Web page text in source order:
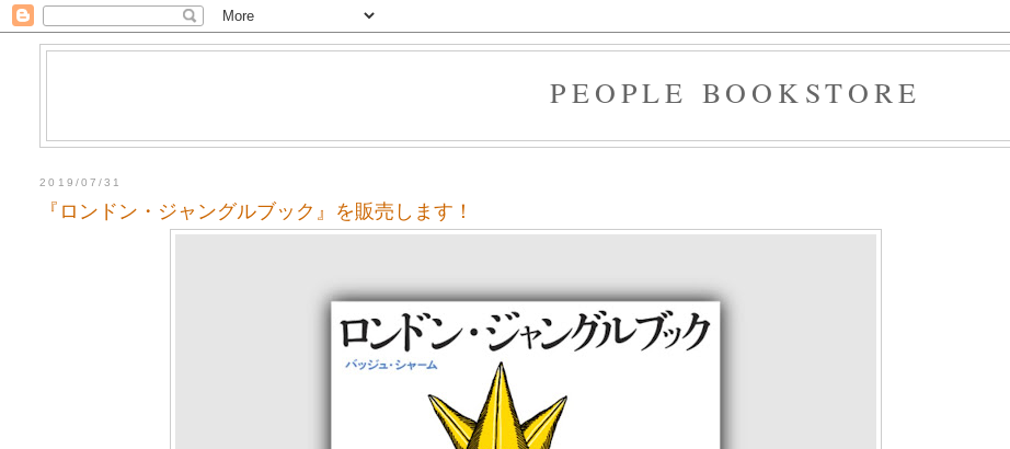
PEOPLE BOOKSTORE
2019/07/31
『ロンドン・ジャングルブック』を販売します！